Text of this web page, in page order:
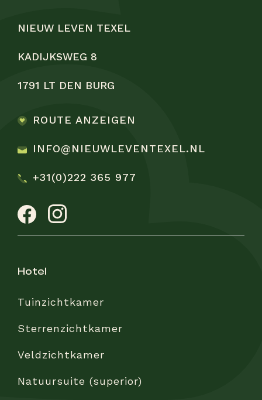
NIEUW LEVEN TEXEL
KADIJKSWEG 8
1791 LT DEN BURG
ROUTE ANZEIGEN
INFO@NIEUWLEVENTEXEL.NL
+31(0)222 365 977
hotel
Tuinzichtkamer
Sterrenzichtkamer
Veldzichtkamer
Natuursuite (superior)